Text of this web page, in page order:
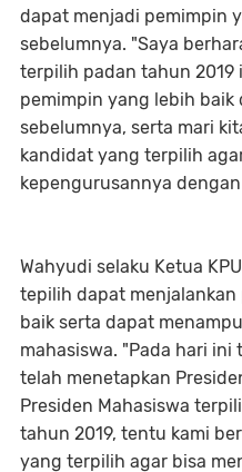
dapat menjadi pemimpin
sebelumnya. "Saya
terpilih padan tahun 2019
pemimpin yang lebih baik
sebelumnya, serta mari
kandidat yang terpilih
kepengurusannya
Wahyudi selaku Ketua
tepilih dapat
baik serta dapat
mahasiswa. "Pada hari ini
telah menetapkan
Presiden Mahasiswa
tahun 2019, tentu kami
yang terpilih agar bisa